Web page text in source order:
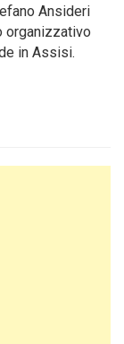
Ansideri
organizzativo
in Assisi.